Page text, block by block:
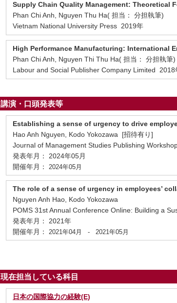
Supply Chain Quality Management: Theoretical
Phan Chi Anh, Nguyen Thu Ha( 担当： 分担執筆)
Vietnam National University Press 2019年
High Performance Manufacturing: International
Phan Chi Anh, Nguyen Thi Thu Ha( 担当： 分担執筆)
Labour and Social Publisher Company Limited
講演・口頭発表等
Establishing a sense of urgency to drive
Hao Anh Nguyen, Kodo Yokozawa [招待有り]
Journal of Management Studies Publishing
発表年月： 2024年05月
開催年月： 2024年05月
The role of a sense of urgency in employees’
Nguyen Anh Hao, Kodo Yokozawa
POMS 31st Annual Conference Online: Building a
発表年月： 2021年
開催年月： 2021年04月 - 2021年05月
現在担当している科目
日本の国際協力の経験(E)